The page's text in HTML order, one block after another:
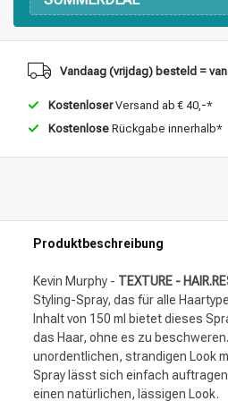
Vandaag (vrijdag) besteld =
KostenloserVersand ab € 40,-*
Kostenlose Rückgabe innerhalb*
Produktbeschreibung
Kevin Murphy - TEXTURE -
Styling-Spray, das für alle
Inhalt von 150 ml bietet dieses
das Haar, ohne es zu
unordentlichen, strandigen Look
Spray lässt sich einfach
einen natürlichen, lässigen Look.